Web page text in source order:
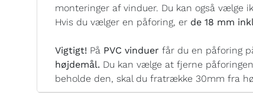
monteringer af vinduer. Du kan også vælge
Hvis du vælger en påforing, er de 18 mm
Vigtigt! På PVC vinduer får du en påforing
højdemål. Du kan vælge at fjerne
beholde den, skal du fratrække 30mm fra